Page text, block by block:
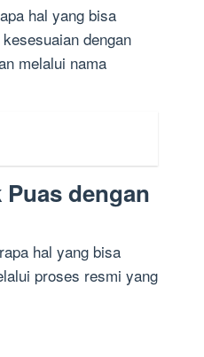
hal yang bisa
dengan
melalui nama
dengan
hal yang bisa
proses resmi yang